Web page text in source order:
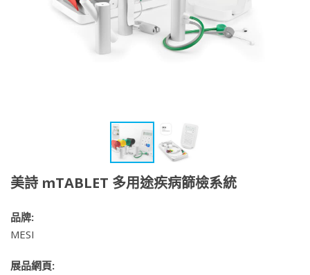
美詩 mTABLET 多用途疾病篩檢系統
品牌:
MESI
展品網頁: